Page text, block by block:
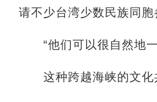
请不少台湾少数民族同胞
“他们可以很自然地一
这种跨越海峡的文化共